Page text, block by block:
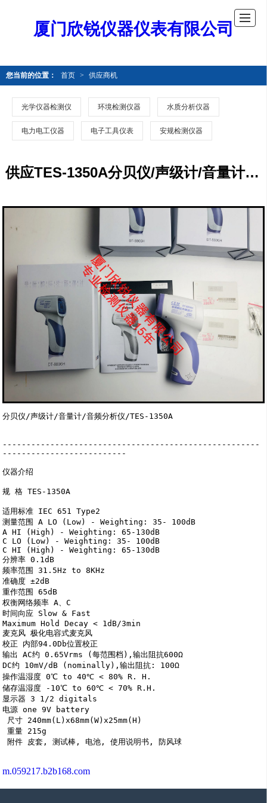
厦门欣锐仪器仪表有限公司
您当前的位置： 首页 > 供应商机
光学仪器检测仪 环境检测仪器 水质分析仪器
电力电工仪器 电子工具仪表 安规检测仪器
供应TES-1350A分贝仪/声级计/音量计/音频分析仪/TES-1350A
分贝仪/声级计/音量计/音频分析仪/TES-1350A
------------------------------------------------------
--------------------------
仪器介绍
规 格 TES-1350A
适用标准 IEC 651 Type2
测量范围 A LO (Low) - Weighting: 35- 100dB
A HI (High) - Weighting: 65-130dB
C LO (Low) - Weighting: 35- 100dB
C HI (High) - Weighting: 65-130dB
分辨率 0.1dB
频率范围 31.5Hz to 8KHz
准确度 ±2dB
重作范围 65dB
权衡网络频率 A、C
时间向应 Slow & Fast
Maximum Hold Decay < 1dB/3min
麦克风 极化电容式麦克风
校正 内部94.0Db位置校正
输出 AC约 0.65Vrms (每范围档),输出阻抗600Ω
DC约 10mV/dB (nominally),输出阻抗: 100Ω
操作温湿度 0℃ to 40℃ < 80% R. H.
储存温湿度 -10℃ to 60℃ < 70% R.H.
显示器 3 1/2 digitals
电源 one 9V battery
重量 215g
附件 皮套, 测试棒, 电池, 使用说明书, 防风球
m.059217.b2b168.com